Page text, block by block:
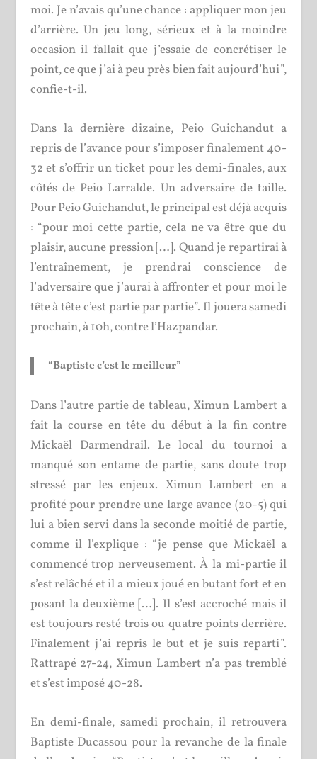
moi. Je n’avais qu’une chance : appliquer mon jeu
d’arrière. Un jeu long, sérieux et à la moindre
occasion il fallait que j’essaie de concrétiser le
point, ce que j’ai à peu près bien fait aujourd’hui”,
confie-t-il.
Dans la dernière dizaine, Peio Guichandut a
repris de l’avance pour s’imposer finalement 40-
32 et s’offrir un ticket pour les demi-finales, aux
côtés de Peio Larralde. Un adversaire de taille.
Pour Peio Guichandut, le principal est déjà acquis
: “pour moi cette partie, cela ne va être que du
plaisir, aucune pression […]. Quand je repartirai à
l’entraînement, je prendrai conscience de
l’adversaire que j’aurai à affronter et pour moi le
tête à tête c’est partie par partie”. Il jouera samedi
prochain, à 10h, contre l’Hazpandar.
“Baptiste c’est le meilleur”
Dans l’autre partie de tableau, Ximun Lambert a
fait la course en tête du début à la fin contre
Mickaël Darmendrail. Le local du tournoi a
manqué son entame de partie, sans doute trop
stressé par les enjeux. Ximun Lambert en a
profité pour prendre une large avance (20-5) qui
lui a bien servi dans la seconde moitié de partie,
comme il l’explique : “je pense que Mickaël a
commencé trop nerveusement. À la mi-partie il
s’est relâché et il a mieux joué en butant fort et en
posant la deuxième […]. Il s’est accroché mais il
est toujours resté trois ou quatre points derrière.
Finalement j’ai repris le but et je suis reparti”.
Rattrapé 27-24, Ximun Lambert n’a pas tremblé
et s’est imposé 40-28.
En demi-finale, samedi prochain, il retrouvera
Baptiste Ducassou pour la revanche de la finale